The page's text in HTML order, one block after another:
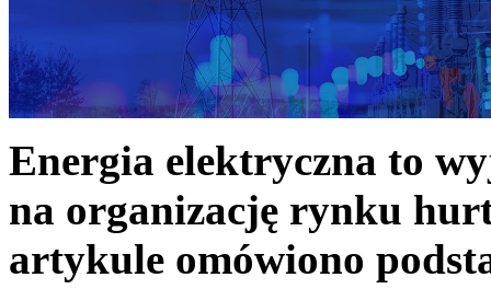
Energia elektryczna to
na organizację rynku
artykule omówiono